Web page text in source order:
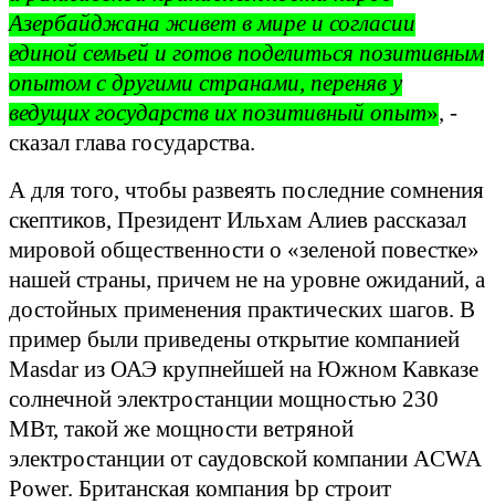
Азербайджана живет в мире и согласии
единой семьей и готов поделиться позитивным
опытом с другими странами, переняв у
ведущих государств их позитивный опыт», -
сказал глава государства.
А для того, чтобы развеять последние сомнения
скептиков, Президент Ильхам Алиев рассказал
мировой общественности о «зеленой повестке»
нашей страны, причем не на уровне ожиданий, а
достойных применения практических шагов. В
пример были приведены открытие компанией
Masdar из ОАЭ крупнейшей на Южном Кавказе
солнечной электростанции мощностью 230
МВт, такой же мощности ветряной
электростанции от саудовской компании ACWA
Power. Британская компания bp строит